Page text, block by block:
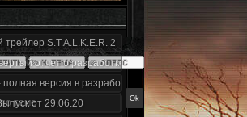
S.T.A.L.K.E.R. 2
отчет о разработке!
версия в разработке!
от 29.06.20